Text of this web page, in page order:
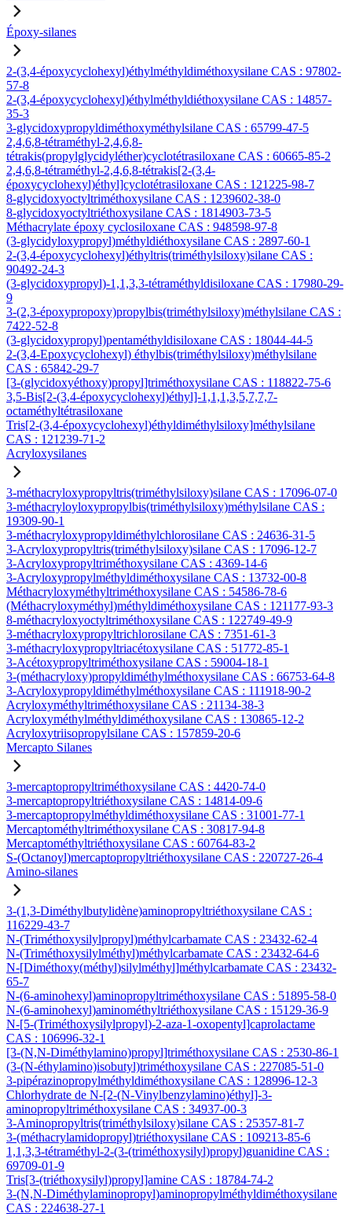
Époxy-silanes
2-(3,4-époxycyclohexyl)éthylméthyldiméthoxysilane CAS : 97802-
57-8
2-(3,4-époxycyclohexyl)éthylméthyldiéthoxysilane CAS : 14857-
35-3
3-glycidoxypropyldiméthoxyméthylsilane CAS : 65799-47-5
2,4,6,8-tétraméthyl-2,4,6,8-
tétrakis(propylglycidyléther)cyclotétrasiloxane CAS : 60665-85-2
2,4,6,8-tétraméthyl-2,4,6,8-tétrakis[2-(3,4-
époxycyclohexyl)éthyl]cyclotétrasiloxane CAS : 121225-98-7
8-glycidoxyoctyltriméthoxysilane CAS : 1239602-38-0
8-glycidoxyoctyltriéthoxysilane CAS : 1814903-73-5
Méthacrylate époxy cyclosiloxane CAS : 948598-97-8
(3-glycidyloxypropyl)méthyldiéthoxysilane CAS : 2897-60-1
2-(3,4-époxycyclohexyl)éthyltris(triméthylsiloxy)silane CAS :
90492-24-3
(3-glycidoxypropyl)-1,1,3,3-tétraméthyldisiloxane CAS : 17980-29-
9
3-(2,3-époxypropoxy)propylbis(triméthylsiloxy)méthylsilane CAS :
7422-52-8
(3-glycidoxypropyl)pentaméthyldisiloxane CAS : 18044-44-5
2-(3,4-Epoxycyclohexyl) éthylbis(triméthylsiloxy)méthylsilane
CAS : 65842-29-7
[3-(glycidoxyéthoxy)propyl]triméthoxysilane CAS : 118822-75-6
3,5-Bis[2-(3,4-époxycyclohexyl)éthyl]-1,1,1,3,5,7,7,7-
octaméthyltétrasiloxane
Tris[2-(3,4-époxycyclohexyl)éthyldiméthylsiloxy]méthylsilane
CAS : 121239-71-2
Acryloxysilanes
3-méthacryloxypropyltris(triméthylsiloxy)silane CAS : 17096-07-0
3-méthacryloyloxypropylbis(triméthylsiloxy)méthylsilane CAS :
19309-90-1
3-méthacryloxypropyldiméthylchlorosilane CAS : 24636-31-5
3-Acryloxypropyltris(triméthylsiloxy)silane CAS : 17096-12-7
3-Acryloxypropyltriméthoxysilane CAS : 4369-14-6
3-Acryloxypropylméthyldiméthoxysilane CAS : 13732-00-8
Méthacryloxyméthyltriméthoxysilane CAS : 54586-78-6
(Méthacryloxyméthyl)méthyldiméthoxysilane CAS : 121177-93-3
8-méthacryloxyoctyltriméthoxysilane CAS : 122749-49-9
3-méthacryloxypropyltrichlorosilane CAS : 7351-61-3
3-méthacryloxypropyltriacétoxysilane CAS : 51772-85-1
3-Acétoxypropyltriméthoxysilane CAS : 59004-18-1
3-(méthacryloxy)propyldiméthylméthoxysilane CAS : 66753-64-8
3-Acryloxypropyldiméthylméthoxysilane CAS : 111918-90-2
Acryloxyméthyltriméthoxysilane CAS : 21134-38-3
Acryloxyméthylméthyldiméthoxysilane CAS : 130865-12-2
Acryloxytriisopropylsilane CAS : 157859-20-6
Mercapto Silanes
3-mercaptopropyltriméthoxysilane CAS : 4420-74-0
3-mercaptopropyltriéthoxysilane CAS : 14814-09-6
3-mercaptopropylméthyldiméthoxysilane CAS : 31001-77-1
Mercaptométhyltriméthoxysilane CAS : 30817-94-8
Mercaptométhyltriéthoxysilane CAS : 60764-83-2
S-(Octanoyl)mercaptopropyltriéthoxysilane CAS : 220727-26-4
Amino-silanes
3-(1,3-Diméthylbutylidène)aminopropyltriéthoxysilane CAS :
116229-43-7
N-(Triméthoxysilylpropyl)méthylcarbamate CAS : 23432-62-4
N-(Triméthoxysilylméthyl)méthylcarbamate CAS : 23432-64-6
N-[Diméthoxy(méthyl)silylméthyl]méthylcarbamate CAS : 23432-
65-7
N-(6-aminohexyl)aminopropyltriméthoxysilane CAS : 51895-58-0
N-(6-aminohexyl)aminométhyltriéthoxysilane CAS : 15129-36-9
N-[5-(Triméthoxysilylpropyl)-2-aza-1-oxopentyl]caprolactame
CAS : 106996-32-1
[3-(N,N-Diméthylamino)propyl]triméthoxysilane CAS : 2530-86-1
(3-(N-éthylamino)isobutyl)triméthoxysilane CAS : 227085-51-0
3-pipérazinopropylméthyldiméthoxysilane CAS : 128996-12-3
Chlorhydrate de N-[2-(N-Vinylbenzylamino)éthyl]-3-
aminopropyltriméthoxysilane CAS : 34937-00-3
3-Aminopropyltris(triméthylsiloxy)silane CAS : 25357-81-7
3-(méthacrylamidopropyl)triéthoxysilane CAS : 109213-85-6
1,1,3,3-tétraméthyl-2-(3-(triméthoxysilyl)propyl)guanidine CAS :
69709-01-9
Tris[3-(triéthoxysilyl)propyl]amine CAS : 18784-74-2
3-(N,N-Diméthylaminopropyl)aminopropylméthyldiméthoxysilane
CAS : 224638-27-1